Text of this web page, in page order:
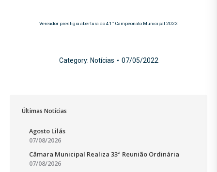
Vereador prestigia abertura do 41° Campeonato Municipal 2022
Category: Notícias 07/05/2022
Últimas Notícias
Agosto Lilás
07/08/2026
Câmara Municipal Realiza 33ª Reunião Ordinária
07/08/2026